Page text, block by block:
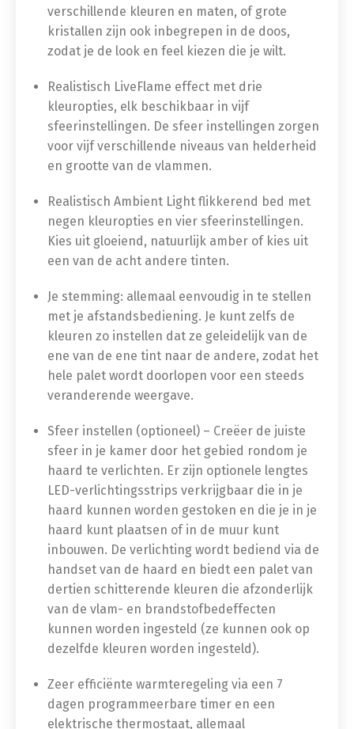
verschillende kleuren en maten, of grote
kristallen zijn ook inbegrepen in de doos,
zodat je de look en feel kiezen die je wilt.
Realistisch LiveFlame effect met drie
kleuropties, elk beschikbaar in vijf
sfeerinstellingen. De sfeer instellingen zorgen
voor vijf verschillende niveaus van helderheid
en grootte van de vlammen.
Realistisch Ambient Light flikkerend bed met
negen kleuropties en vier sfeerinstellingen.
Kies uit gloeiend, natuurlijk amber of kies uit
een van de acht andere tinten.
Je stemming: allemaal eenvoudig in te stellen
met je afstandsbediening. Je kunt zelfs de
kleuren zo instellen dat ze geleidelijk van de
ene van de ene tint naar de andere, zodat het
hele palet wordt doorlopen voor een steeds
veranderende weergave.
Sfeer instellen (optioneel) – Creëer de juiste
sfeer in je kamer door het gebied rondom je
haard te verlichten. Er zijn optionele lengtes
LED-verlichtingsstrips verkrijgbaar die in je
haard kunnen worden gestoken en die je in je
haard kunt plaatsen of in de muur kunt
inbouwen. De verlichting wordt bediend via de
handset van de haard en biedt een palet van
dertien schitterende kleuren die afzonderlijk
van de vlam- en brandstofbedeffecten
kunnen worden ingesteld (ze kunnen ook op
dezelfde kleuren worden ingesteld).
Zeer efficiënte warmteregeling via een 7
dagen programmeerbare timer en een
elektrische thermostaat, allemaal